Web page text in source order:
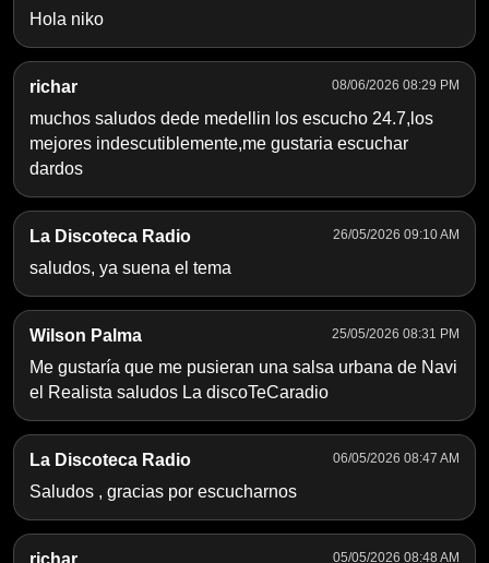
Hola niko
richar 08/06/2026 08:29 PM
muchos saludos dede medellin los escucho 24.7,los
mejores indescutiblemente,me gustaria escuchar
dardos
La Discoteca Radio 26/05/2026 09:10 AM
saludos, ya suena el tema
Wilson Palma 25/05/2026 08:31 PM
Me gustaría que me pusieran una salsa urbana de Navi
el Realista saludos La discoTeCaradio
La Discoteca Radio 06/05/2026 08:47 AM
Saludos , gracias por escucharnos
richar 05/05/2026 08:48 AM